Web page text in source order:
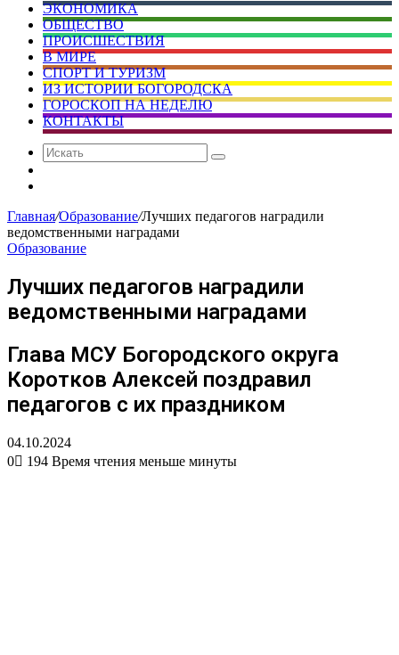
ЭКОНОМИКА
ОБЩЕСТВО
ПРОИСШЕСТВИЯ
В МИРЕ
СПОРТ И ТУРИЗМ
ИЗ ИСТОРИИ БОГОРОДСКА
ГОРОСКОП НА НЕДЕЛЮ
КОНТАКТЫ
Искать
Главная/Образование/Лучших педагогов наградили
ведомственными наградами
Образование
Лучших педагогов наградили
ведомственными наградами
Глава МСУ Богородского округа
Коротков Алексей поздравил
педагогов с их праздником
04.10.2024
0
194 Время чтения меньше минуты